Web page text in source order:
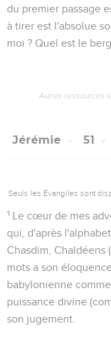
du premier passage
à tirer est l'absolue
moi ? Quel est le
Autres ressources
Jérémie 51
Seuls les Évangiles sont
1 Le cœur de mes
qui, d'après
Chasdim, Chaldéens
mots a son
babylonienne
puissance divine
son jugement.